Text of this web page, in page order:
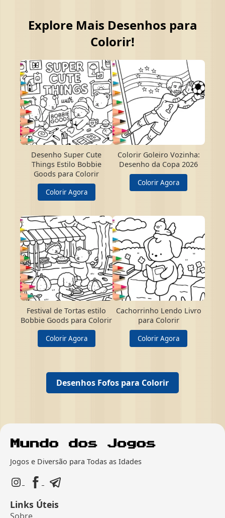
Explore Mais Desenhos para
Colorir!
Desenho Super Cute
Things Estilo Bobbie
Goods para Colorir
Colorir Agora
Colorir Goleiro Vozinha:
Desenho da Copa 2026
Colorir Agora
Festival de Tortas estilo
Bobbie Goods para Colorir
Colorir Agora
Cachorrinho Lendo Livro
para Colorir
Colorir Agora
Desenhos Fofos para Colorir
Jogos e Diversão para Todas as Idades
Links Úteis